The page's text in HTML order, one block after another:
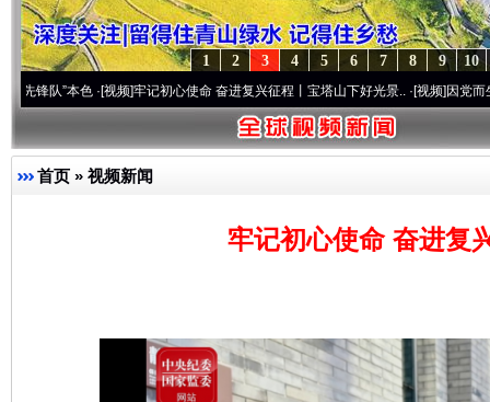
10
9
8
7
6
5
4
3
2
1
·[视频]牢记初心使命 奋进复兴征程丨宝塔山下好光景..·[视频]因党而生 为党而
首页 » 视频新闻
牢记初心使命 奋进复